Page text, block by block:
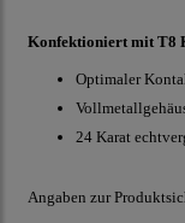
Konfektioniert mit T8
Optimaler
24 Karat
Angaben zur